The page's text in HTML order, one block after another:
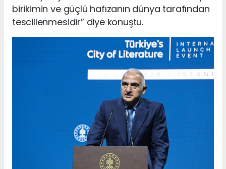
birikimin ve güçlü hafızanın dünya tarafından
tescillenmesidir” diye konuştu.